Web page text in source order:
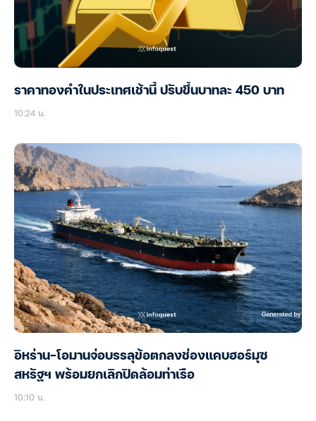
ราคาทองคำในประเทศเช้านี้ ปรับขึ้นบาทละ 450 บาท
10:24 น.
อิหร่าน-โอมานจ่อบรรลุข้อตกลงช่องแคบฮอร์มุซ
สหรัฐฯ พร้อมยกเลิกปิดล้อมท่าเรือ
10:10 น.